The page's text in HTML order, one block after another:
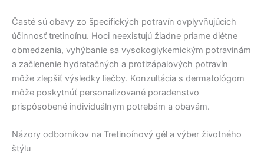
Časté sú obavy zo špecifických potravín ovplyvňujúcich
účinnosť tretinoínu. Hoci neexistujú žiadne priame diétne
obmedzenia, vyhýbanie sa vysokoglykemickým potravinám
a začlenenie hydratačných a protizápalových potravín
môže zlepšiť výsledky liečby. Konzultácia s dermatológom
môže poskytnúť personalizované poradenstvo
prispôsobené individuálnym potrebám a obavám.
Názory odborníkov na Tretinoínový gél a výber životného
štýlu